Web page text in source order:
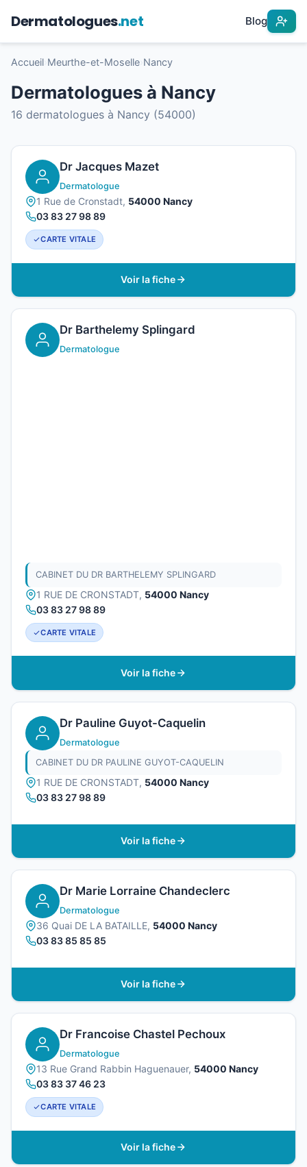
Dermatologues.net Blog
Accueil Meurthe-et-Moselle Nancy
Dermatologues à Nancy
16 dermatologues à Nancy (54000)
Dr Jacques Mazet
Dermatologue
1 Rue de Cronstadt, 54000 Nancy
03 83 27 98 89
CARTE VITALE
Voir la fiche
Dr Barthelemy Splingard
Dermatologue
CABINET DU DR BARTHELEMY SPLINGARD
1 RUE DE CRONSTADT, 54000 Nancy
03 83 27 98 89
CARTE VITALE
Voir la fiche
Dr Pauline Guyot-Caquelin
Dermatologue
CABINET DU DR PAULINE GUYOT-CAQUELIN
1 RUE DE CRONSTADT, 54000 Nancy
03 83 27 98 89
Voir la fiche
Dr Marie Lorraine Chandeclerc
Dermatologue
36 Quai DE LA BATAILLE, 54000 Nancy
03 83 85 85 85
Voir la fiche
Dr Francoise Chastel Pechoux
Dermatologue
13 Rue Grand Rabbin Haguenauer, 54000 Nancy
03 83 37 46 23
CARTE VITALE
Voir la fiche